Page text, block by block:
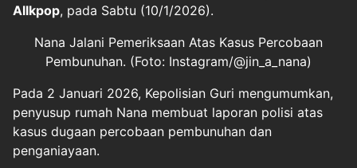
Allkpop, pada Sabtu (10/1/2026).
Nana Jalani Pemeriksaan Atas Kasus Percobaan
Pembunuhan. (Foto: Instagram/@jin_a_nana)
Pada 2 Januari 2026, Kepolisian Guri mengumumkan,
penyusup rumah Nana membuat laporan polisi atas
kasus dugaan percobaan pembunuhan dan
penganiayaan.